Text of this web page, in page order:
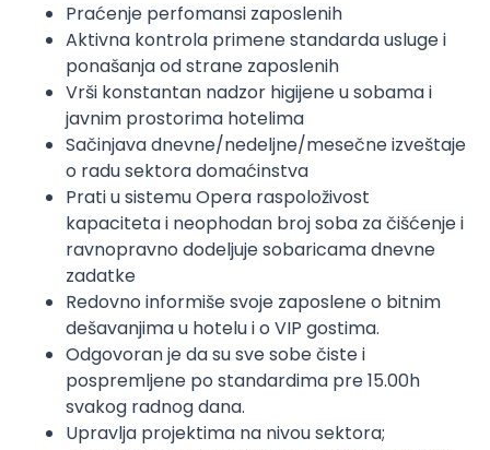
Praćenje perfomansi zaposlenih
Aktivna kontrola primene standarda usluge i
ponašanja od strane zaposlenih
Vrši konstantan nadzor higijene u sobama i
javnim prostorima hotelima
Sačinjava dnevne/nedeljne/mesečne izveštaje
o radu sektora domaćinstva
Prati u sistemu Opera raspoloživost
kapaciteta i neophodan broj soba za čišćenje i
ravnopravno dodeljuje sobaricama dnevne
zadatke
Redovno informiše svoje zaposlene o bitnim
dešavanjima u hotelu i o VIP gostima.
Odgovoran je da su sve sobe čiste i
pospremljene po standardima pre 15.00h
svakog radnog dana.
Upravlja projektima na nivou sektora;